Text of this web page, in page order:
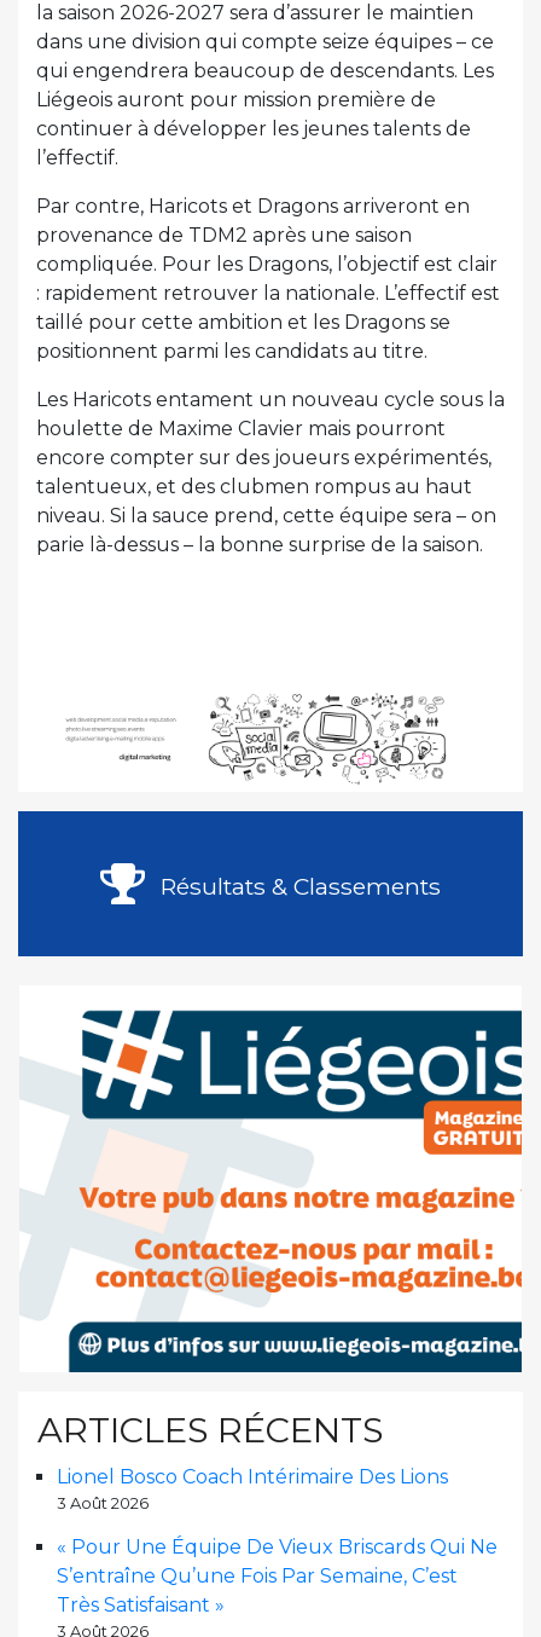
la saison 2026-2027 sera d’assurer le maintien
dans une division qui compte seize équipes – ce
qui engendrera beaucoup de descendants. Les
Liégeois auront pour mission première de
continuer à développer les jeunes talents de
l’effectif.
Par contre, Haricots et Dragons arriveront en
provenance de TDM2 après une saison
compliquée. Pour les Dragons, l’objectif est clair
: rapidement retrouver la nationale. L’effectif est
taillé pour cette ambition et les Dragons se
positionnent parmi les candidats au titre.
Les Haricots entament un nouveau cycle sous la
houlette de Maxime Clavier mais pourront
encore compter sur des joueurs expérimentés,
talentueux, et des clubmen rompus au haut
niveau. Si la sauce prend, cette équipe sera – on
parie là-dessus – la bonne surprise de la saison.
Résultats & Classements
ARTICLES RÉCENTS
Lionel Bosco Coach Intérimaire Des Lions
3 Août 2026
« Pour Une Équipe De Vieux Briscards Qui Ne
S’entraîne Qu’une Fois Par Semaine, C’est
Très Satisfaisant »
3 Août 2026